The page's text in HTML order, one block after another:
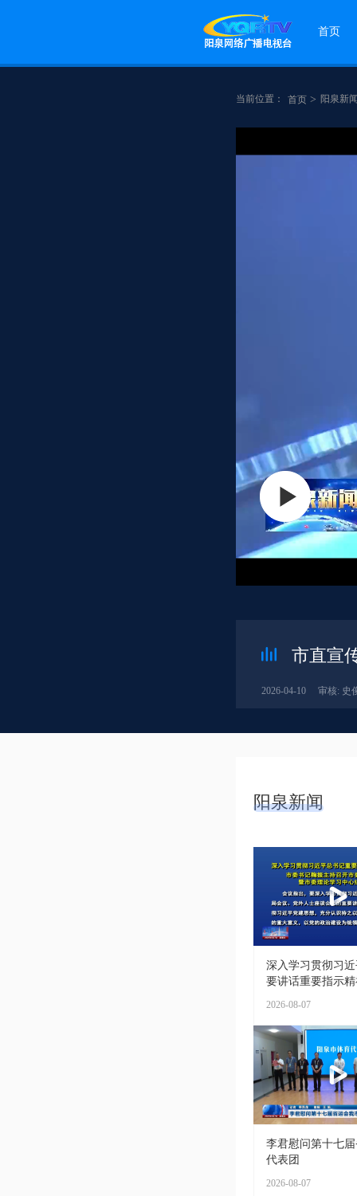
首页
当前位置： 首页 > 阳泉新
市直宣
2026-04-10 审核: 史
阳泉新闻
深入学习贯彻习
要讲话重要指示
2026-08-07
李君慰问第十七
代表团
2026-08-07